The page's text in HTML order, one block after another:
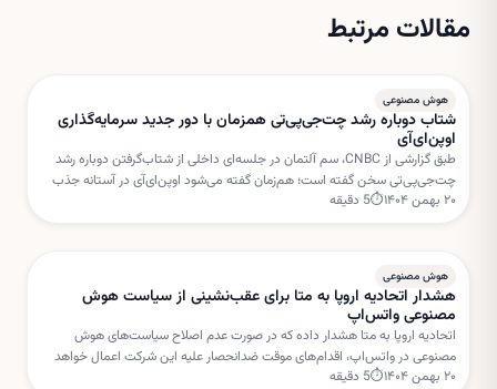
مقالات مرتبط
هوش مصنوعی
شتاب دوباره رشد چت‌جی‌پی‌تی همزمان با دور جدید سرمایه‌گذاری
اوپن‌ای‌آی
طبق گزارشی از CNBC، سم آلتمان در جلسه‌ای داخلی از شتاب‌گرفتن دوباره رشد
چت‌جی‌پی‌تی سخن گفته است؛ هم‌زمان گفته می‌شود اوپن‌ای‌آی در آستانه جذب
دور جدیدی از سرمایه‌گذاری با ارزش‌گذاری بسیار بالا است.
۲۰ بهمن ۱۴۰۴ ⏱
5 دقیقه
هوش مصنوعی
هشدار اتحادیه اروپا به متا برای عقب‌نشینی از سیاست هوش
مصنوعی واتس‌اپ
اتحادیه اروپا به متا هشدار داده که در صورت عدم اصلاح سیاست‌های هوش
مصنوعی در واتس‌اپ، اقدام‌های موقت ضدانحصار علیه این شرکت اعمال خواهد
شد. بروکسل نگران استفاده متا از داده‌های کاربران برای خدمات هوش مصنوعی
۲۰ بهمن ۱۴۰۴ ⏱
5 دقیقه